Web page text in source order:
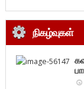
நிகழ்வுகள்